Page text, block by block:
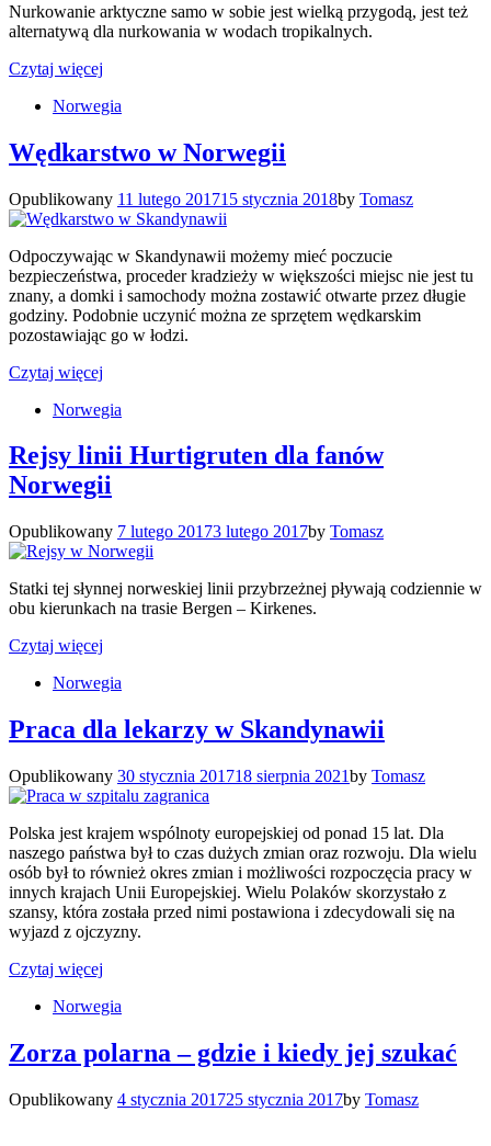
Nurkowanie arktyczne samo w sobie jest wielką przygodą, jest też
alternatywą dla nurkowania w wodach tropikalnych.
Czytaj więcej
Norwegia
Wędkarstwo w Norwegii
Opublikowany 11 lutego 201715 stycznia 2018by Tomasz
Odpoczywając w Skandynawii możemy mieć poczucie
bezpieczeństwa, proceder kradzieży w większości miejsc nie jest tu
znany, a domki i samochody można zostawić otwarte przez długie
godziny. Podobnie uczynić można ze sprzętem wędkarskim
pozostawiając go w łodzi.
Czytaj więcej
Norwegia
Rejsy linii Hurtigruten dla fanów
Norwegii
Opublikowany 7 lutego 20173 lutego 2017by Tomasz
Statki tej słynnej norweskiej linii przybrzeżnej pływają codziennie w
obu kierunkach na trasie Bergen – Kirkenes.
Czytaj więcej
Norwegia
Praca dla lekarzy w Skandynawii
Opublikowany 30 stycznia 201718 sierpnia 2021by Tomasz
Polska jest krajem wspólnoty europejskiej od ponad 15 lat. Dla
naszego państwa był to czas dużych zmian oraz rozwoju. Dla wielu
osób był to również okres zmian i możliwości rozpoczęcia pracy w
innych krajach Unii Europejskiej. Wielu Polaków skorzystało z
szansy, która została przed nimi postawiona i zdecydowali się na
wyjazd z ojczyzny.
Czytaj więcej
Norwegia
Zorza polarna – gdzie i kiedy jej szukać
Opublikowany 4 stycznia 201725 stycznia 2017by Tomasz